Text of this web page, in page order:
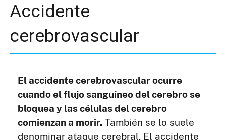
Accidente
cerebrovascular
El accidente cerebrovascular ocurre
cuando el flujo sanguíneo del cerebro se
bloquea y las células del cerebro
comienzan a morir. También se lo suele
denominar ataque cerebral. El accidente